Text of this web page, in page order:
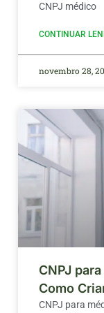
CNPJ médico
CONTINUAR
novembro 28,
CNPJ
Como
CNPJ para